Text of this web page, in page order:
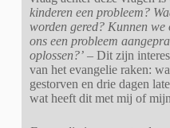
kinderen een probleem?
worden gered? Kunnen we
ons een probleem
oplossen?’– Dit zijn
van het evangelie raken:
gestorven en drie dagen
wat heeft dit met mij of